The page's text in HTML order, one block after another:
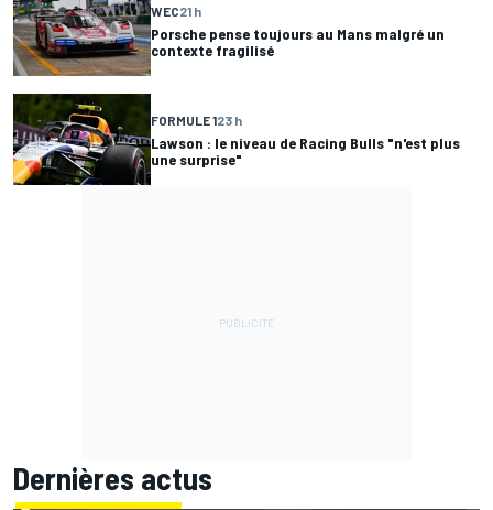
WEC21 h
Porsche pense toujours au Mans malgré un
contexte fragilisé
FORMULE 123 h
Lawson : le niveau de Racing Bulls "n'est plus
une surprise"
Dernières actus